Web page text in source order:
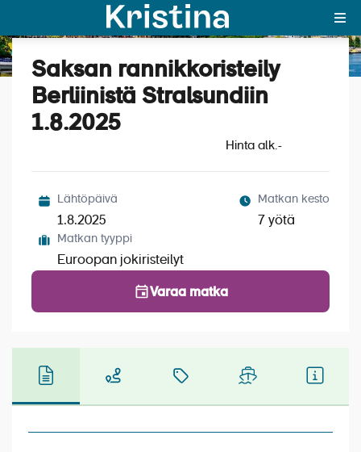
MAJAKKA-portaali
Suosikit
OTA YHTEYTTÄ
Kohteet
Laivat
Hyvä tietää
Katso kuvat (5)
Saksan rannikkoristeily
Berliinistä Stralsundiin
1.8.2025
Hinta alk.-
Lähtöpäivä
1.8.2025
Matkan kesto
7 yötä
Matkan tyyppi
Euroopan jokiristeilyt
Varaa matka